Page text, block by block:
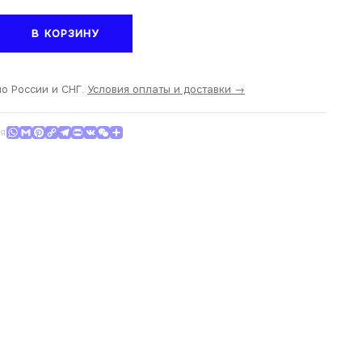
В КОРЗИНУ
России и СНГ. Условия оплаты и доставки →
WhatsApp
Gmail
Pinterest
Copy LinkTelegram
Print
VKWeChat